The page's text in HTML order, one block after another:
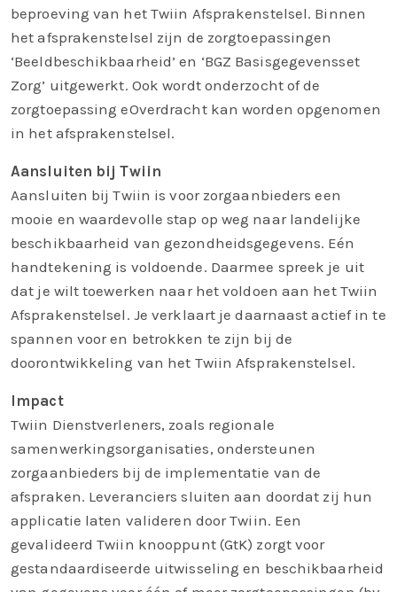
beproeving van het Twiin Afsprakenstelsel. Binnen
het afsprakenstelsel zijn de zorgtoepassingen
‘Beeldbeschikbaarheid’ en ‘BGZ Basisgegevensset
Zorg’ uitgewerkt. Ook wordt onderzocht of de
zorgtoepassing eOverdracht kan worden opgenomen
in het afsprakenstelsel.
Aansluiten bij Twiin
Aansluiten bij Twiin is voor zorgaanbieders een
mooie en waardevolle stap op weg naar landelijke
beschikbaarheid van gezondheidsgegevens. Eén
handtekening is voldoende. Daarmee spreek je uit
dat je wilt toewerken naar het voldoen aan het Twiin
Afsprakenstelsel. Je verklaart je daarnaast actief in te
spannen voor en betrokken te zijn bij de
doorontwikkeling van het Twiin Afsprakenstelsel.
Impact
Twiin Dienstverleners, zoals regionale
samenwerkingsorganisaties, ondersteunen
zorgaanbieders bij de implementatie van de
afspraken. Leveranciers sluiten aan doordat zij hun
applicatie laten valideren door Twiin. Een
gevalideerd Twiin knooppunt (GtK) zorgt voor
gestandaardiseerde uitwisseling en beschikbaarheid